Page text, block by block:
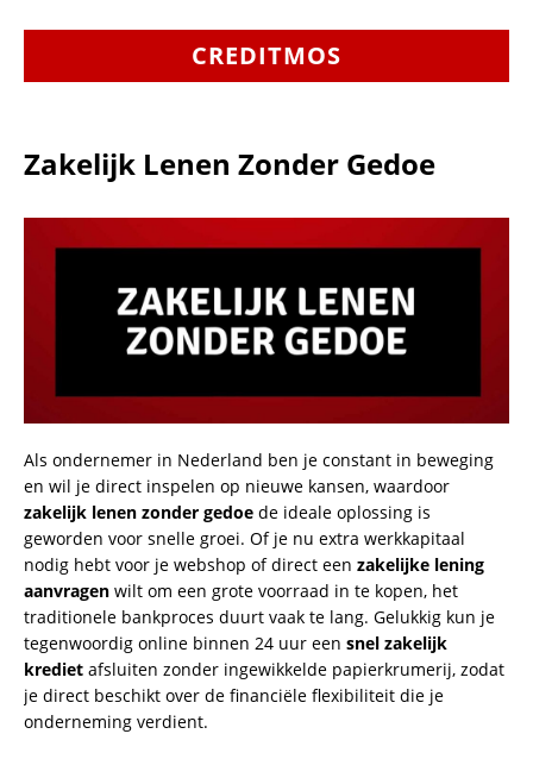
CREDITMOS
Zakelijk Lenen Zonder Gedoe
Als ondernemer in Nederland ben je constant in beweging
en wil je direct inspelen op nieuwe kansen, waardoor
zakelijk lenen zonder gedoe de ideale oplossing is
geworden voor snelle groei. Of je nu extra werkkapitaal
nodig hebt voor je webshop of direct een zakelijke lening
aanvragen wilt om een grote voorraad in te kopen, het
traditionele bankproces duurt vaak te lang. Gelukkig kun je
tegenwoordig online binnen 24 uur een snel zakelijk
krediet afsluiten zonder ingewikkelde papierkrumerij, zodat
je direct beschikt over de financiële flexibiliteit die je
onderneming verdient.